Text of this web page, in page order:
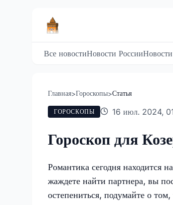
Все новостиНовости России
Главная>Гороскопы>Статья
ГОРОСКОПЫ 16 июл. 2024,
Гороскоп для
Романтика сегодня находится
жаждете найти партнера, вы
остепениться, подумайте о